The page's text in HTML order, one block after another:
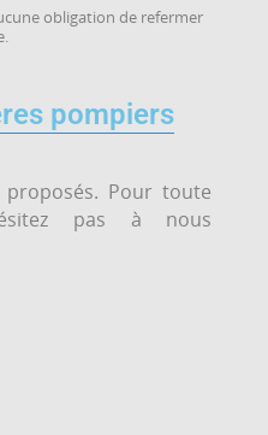
obligation de refermer
pompiers
proposés. Pour toute
pas à nous